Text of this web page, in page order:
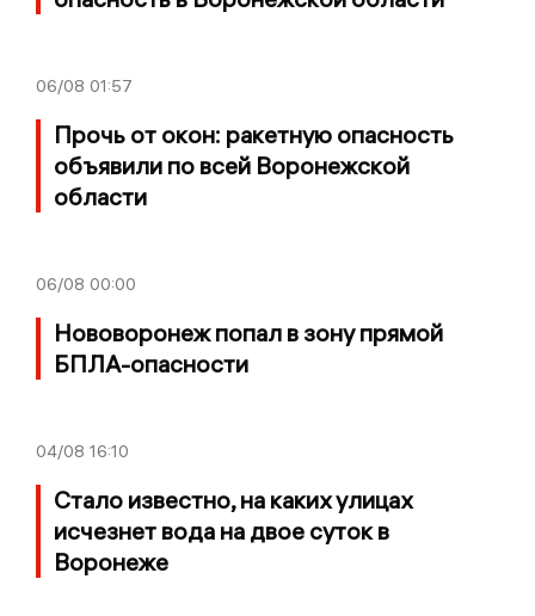
06/08 01:57
Прочь от окон: ракетную опасность
объявили по всей Воронежской
области
06/08 00:00
Нововоронеж попал в зону прямой
БПЛА-опасности
04/08 16:10
Стало известно, на каких улицах
исчезнет вода на двое суток в
Воронеже